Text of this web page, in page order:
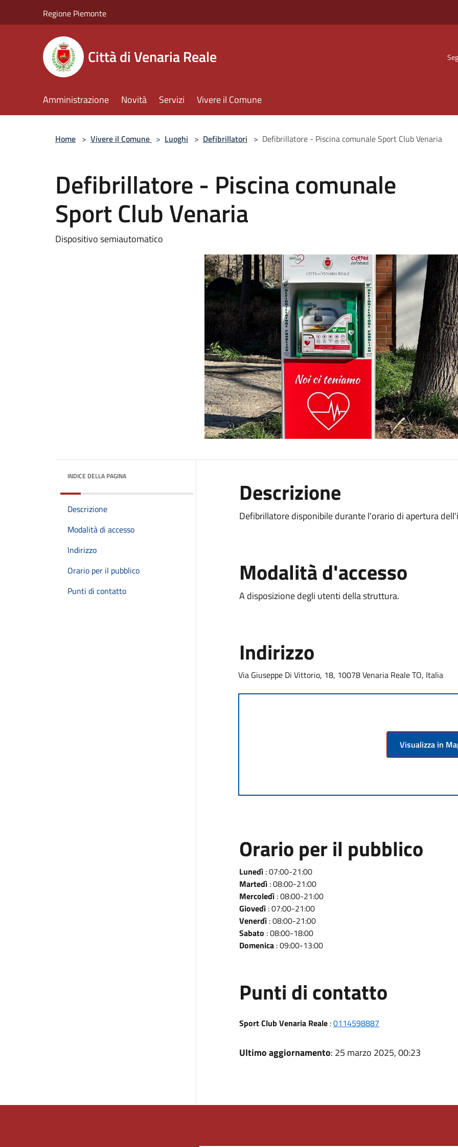
Regione Piemonte
Città di Venaria Reale
Amministrazione Novità Servizi Vivere il Comune
Home > Vivere il Comune > Luoghi > Defibrillatori > Defibrillatore - Piscina comunale Sport Club Venaria
Defibrillatore - Piscina comunale
Sport Club Venaria
Dispositivo semiautomatico
INDICE DELLA PAGINA
Descrizione
Modalità di accesso
Indirizzo
Orario per il pubblico
Punti di contatto
Descrizione
Defibrillatore disponibile durante l'orario di apertura
Modalità d'accesso
A disposizione degli utenti della struttura.
Indirizzo
Via Giuseppe Di Vittorio, 18, 10078 Venaria Reale TO, Italia
Visualizza in
Orario per il pubblico
Lunedì: 07:00-21:00
Martedì: 08:00-21:00
Mercoledì: 08:00-21:00
Giovedì: 07:00-21:00
Venerdì: 08:00-21:00
Sabato : 08:00-18:00
Domenica: 09:00-13:00
Punti di contatto
Sport Club Venaria Reale:0114598887
Ultimo aggiornamento: 25 marzo 2025, 00:23